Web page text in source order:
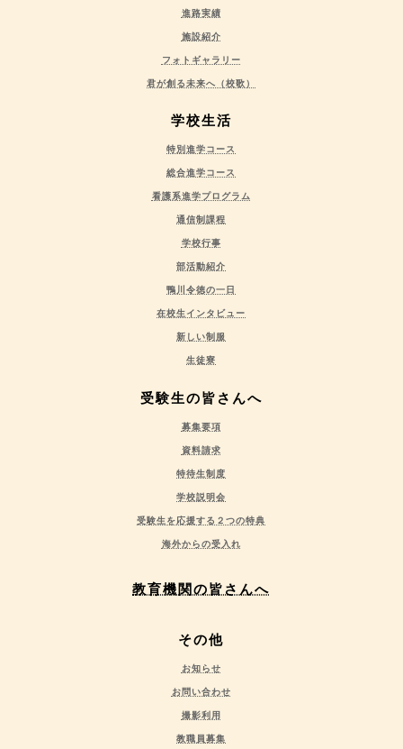
進路実績
施設紹介
フォトギャラリー
君が創る未来へ（校歌）
学校生活
特別進学コース
総合進学コース
看護系進学プログラム
通信制課程
学校行事
部活動紹介
鴨川令徳の一日
在校生インタビュー
新しい制服
生徒寮
受験生の皆さんへ
募集要項
資料請求
特待生制度
学校説明会
受験生を応援する２つの特典
海外からの受入れ
教育機関の皆さんへ
その他
お知らせ
お問い合わせ
撮影利用
教職員募集